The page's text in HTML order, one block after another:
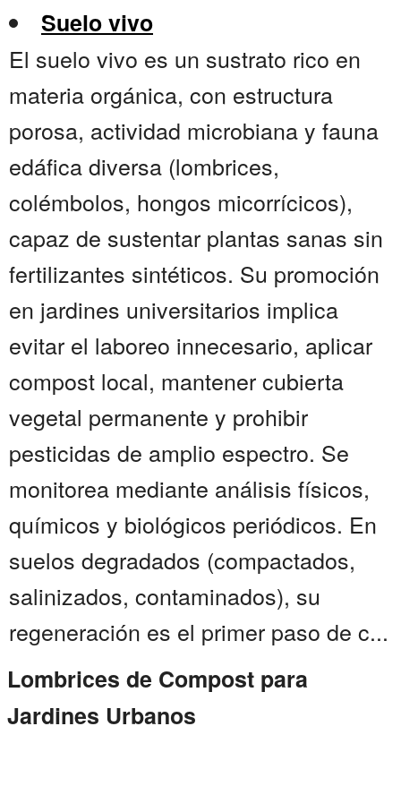
Suelo vivo
El suelo vivo es un sustrato rico en
materia orgánica, con estructura
porosa, actividad microbiana y fauna
edáfica diversa (lombrices,
colémbolos, hongos micorrícicos),
capaz de sustentar plantas sanas sin
fertilizantes sintéticos. Su promoción
en jardines universitarios implica
evitar el laboreo innecesario, aplicar
compost local, mantener cubierta
vegetal permanente y prohibir
pesticidas de amplio espectro. Se
monitorea mediante análisis físicos,
químicos y biológicos periódicos. En
suelos degradados (compactados,
salinizados, contaminados), su
regeneración es el primer paso de c...
Lombrices de Compost para
Jardines Urbanos